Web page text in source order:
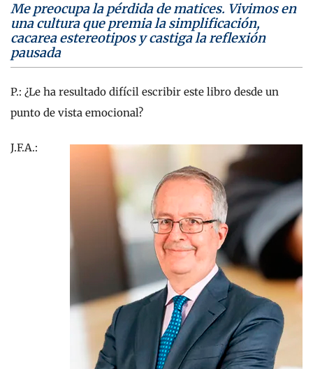
Me preocupa la pérdida de matices. Vivimos en
una cultura que premia la simplificación,
cacarea estereotipos y castiga la reflexión
pausada
P.: ¿Le ha resultado difícil escribir este libro desde un
punto de vista emocional?
J.F.A.: